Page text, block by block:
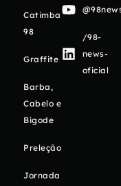
Catimba
98
Graffite
Barba,
Cabelo e
Bigode
Preleção
Jornada
/98-
news-
oficial